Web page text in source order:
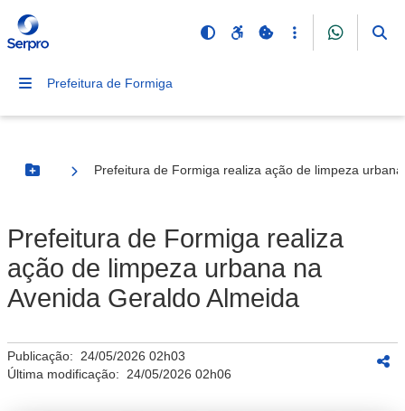
Prefeitura de Formiga
Botão Menu
Prefeitura de Formiga realiza ação de limpeza
Prefeitura de Formiga realiza
ação de limpeza urbana na
Avenida Geraldo Almeida
Publicação: 24/05/2026 02h03
Última modificação: 24/05/2026 02h06